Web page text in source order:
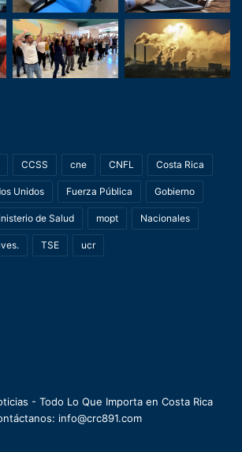
CCSS cne CNFL Costa Rica
Unidos Fuerza Pública Gobierno
de Salud mopt Nacionales
TSE ucr
- Todo Lo Que Importa en Costa Rica
info@crc891.com